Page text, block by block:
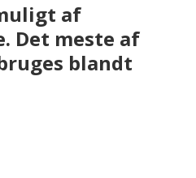
af
Det meste af
blandt